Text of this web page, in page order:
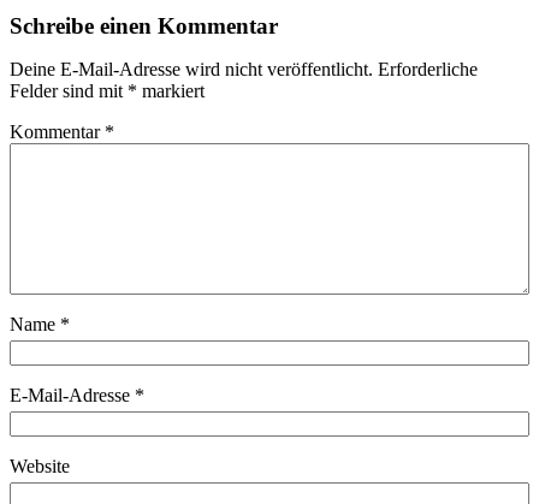
Schreibe einen Kommentar
Deine E-Mail-Adresse wird nicht veröffentlicht. Erforderliche
Felder sind mit * markiert
Kommentar *
Name *
E-Mail-Adresse *
Website